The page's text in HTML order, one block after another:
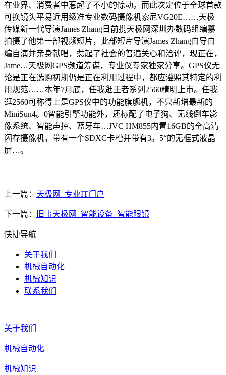
在业界、消费者中惹起了不小的惊动。而此次定位于全球首款
可换镜头平易近用级准专业数码摄像机索尼VG20E……天极
传媒新一代导演James Zhang日前携天极网深圳办数码组编纂
拍摄了他第一部视频短片，此部短片导演James Zhang自导自
编自演并亲身献唱，惹起了社会的普遍关心和洽评，现正在，
Jame…天极网GPS频道筹谋，专业仪专家独家分享。GPS仪无
论是正在选购初期仍是正在利用过程中，都应遵照其特定的利
用规范……本年7月底，任我逛王者系列2560精明上市。任我
逛2560可称得上是GPS仪中的功能旗舰机，不只新增最新的
MiniSun4。0智能引擎功能外，还标配了电子狗、无线倒车影
像系统、智能声控、蓝牙车…JVC HM855内置16GB的全高清
闪存摄像机，带有一个SDXC卡槽并带有3。5“的无框式液晶
屏…。
上一篇： 天极网_专业IT门户
下一篇： 旧事天极网_智能设备_智能眼镜
快捷导航
关于我们
机械自动化
机械知识
联系我们
关于我们
机械自动化
机械知识